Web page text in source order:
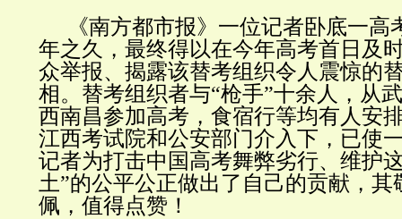
《南方都市报》一位记者卧底一
年之久，最终得以在今年高考首日及
众举报、揭露该替考组织令人震惊的
相。替考组织者与“枪手”十余人，从
西南昌参加高考，食宿行等均有人安
江西考试院和公安部门介入下，已使
记者为打击中国高考舞弊劣行、维护
土”的公平公正做出了自己的贡献，其
佩，值得点赞！